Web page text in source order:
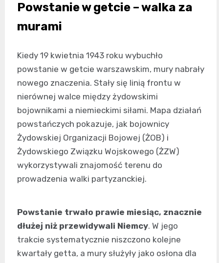
Powstanie w getcie – walka za
murami
Kiedy 19 kwietnia 1943 roku wybuchło
powstanie w getcie warszawskim, mury nabrały
nowego znaczenia. Stały się linią frontu w
nierównej walce między żydowskimi
bojownikami a niemieckimi siłami. Mapa działań
powstańczych pokazuje, jak bojownicy
Żydowskiej Organizacji Bojowej (ŻOB) i
Żydowskiego Związku Wojskowego (ŻZW)
wykorzystywali znajomość terenu do
prowadzenia walki partyzanckiej.
Powstanie trwało prawie miesiąc, znacznie
dłużej niż przewidywali Niemcy. W jego
trakcie systematycznie niszczono kolejne
kwartały getta, a mury służyły jako osłona dla